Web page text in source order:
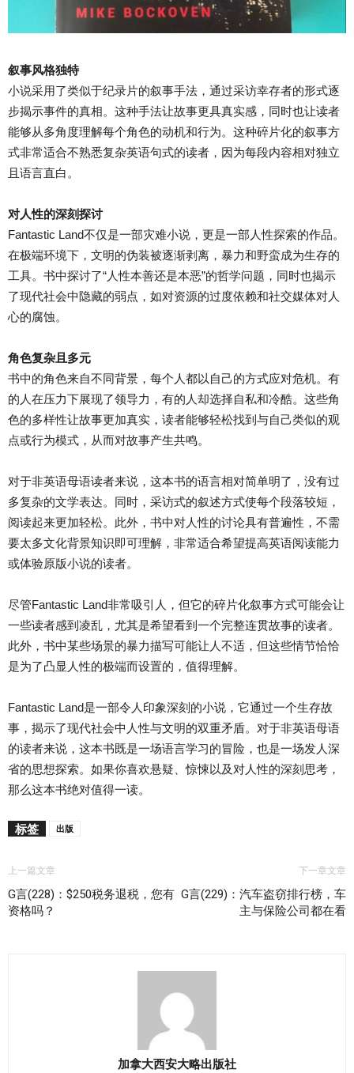
叙事风格独特
小说采用了类似于纪录片的叙事手法，通过采访幸存者的形式逐
步揭示事件的真相。这种手法让故事更具真实感，同时也让读者
能够从多角度理解每个角色的动机和行为。这种碎片化的叙事方
式非常适合不熟悉复杂英语句式的读者，因为每段内容相对独立
且语言直白。
对人性的深刻探讨
Fantastic Land不仅是一部灾难小说，更是一部人性探索的作品。
在极端环境下，文明的伪装被逐渐剥离，暴力和野蛮成为生存的
工具。书中探讨了“人性本善还是本恶”的哲学问题，同时也揭示
了现代社会中隐藏的弱点，如对资源的过度依赖和社交媒体对人
心的腐蚀。
角色复杂且多元
书中的角色来自不同背景，每个人都以自己的方式应对危机。有
的人在压力下展现了领导力，有的人却选择自私和冷酷。这些角
色的多样性让故事更加真实，读者能够轻松找到与自己类似的观
点或行为模式，从而对故事产生共鸣。
对于非英语母语读者来说，这本书的语言相对简单明了，没有过
多复杂的文学表达。同时，采访式的叙述方式使每个段落较短，
阅读起来更加轻松。此外，书中对人性的讨论具有普遍性，不需
要太多文化背景知识即可理解，非常适合希望提高英语阅读能力
或体验原版小说的读者。
尽管Fantastic Land非常吸引人，但它的碎片化叙事方式可能会让
一些读者感到凌乱，尤其是希望看到一个完整连贯故事的读者。
此外，书中某些场景的暴力描写可能让人不适，但这些情节恰恰
是为了凸显人性的极端而设置的，值得理解。
Fantastic Land是一部令人印象深刻的小说，它通过一个生存故
事，揭示了现代社会中人性与文明的双重矛盾。对于非英语母语
的读者来说，这本书既是一场语言学习的冒险，也是一场发人深
省的思想探索。如果你喜欢悬疑、惊悚以及对人性的深刻思考，
那么这本书绝对值得一读。
标签 出版
上一篇文章
G言(228)：$250税务退税，您有
资格吗？
下一章文章
G言(229)：汽车盗窃排行榜，车
主与保险公司都在看
加拿大西安大略出版社